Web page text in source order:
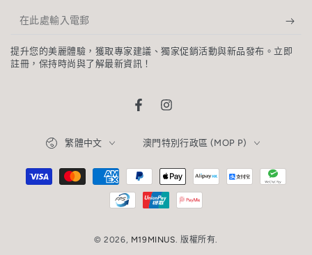
在
處
提升您的美麗體驗，獲取專家建議、獨家促銷活動與新品發布。立即
註冊，保持時尚與了解最新資訊！
FacebookInstagram
© 2026, M19MINUS. 版權所有.
語
繁體中文
國
地
區
澳門特別行政區 (MOP P)